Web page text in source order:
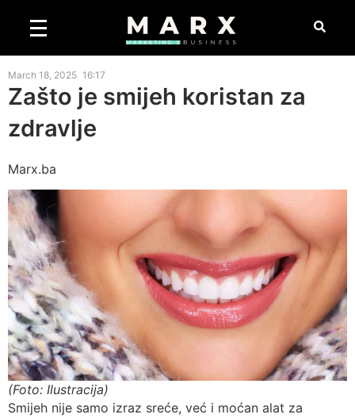
March 18, 2025 16:17
Zašto je smijeh koristan za
zdravlje
Marx.ba
(Foto: Ilustracija)
Smijeh nije samo izraz sreće, već i moćan alat za